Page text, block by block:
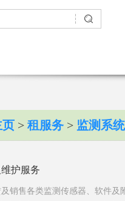
页 > 租服务 > 监测系
护服务
售各类监测传感器、软件及